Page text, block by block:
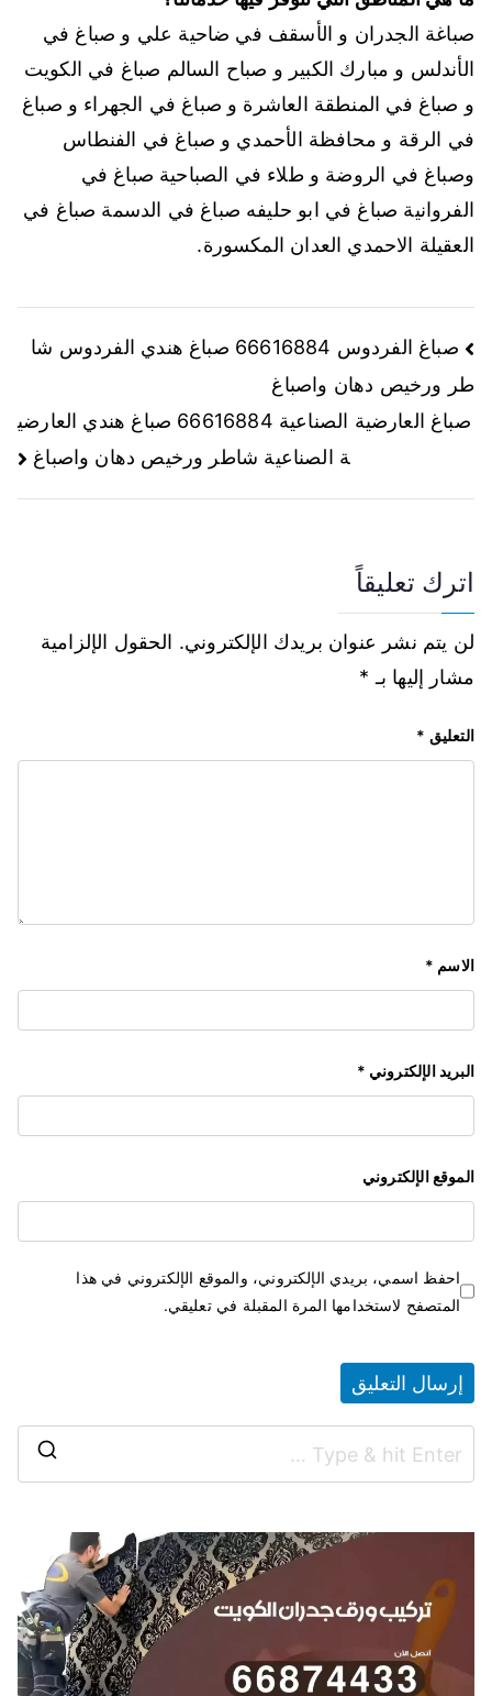
صباغة الجدران و الأسقف في ضاحية علي و صباغ في
الأندلس و مبارك الكبير و صباح السالم صباغ في الكويت
و صباغ في المنطقة العاشرة و صباغ في الجهراء و صباغ
في الرقة و محافظة الأحمدي و صباغ في الفنطاس
وصباغ في الروضة و طلاء في الصباحية صباغ في
الفروانية صباغ في ابو حليفه صباغ في الدسمة صباغ في
العقيلة الاحمدي العدان المكسورة.
صباغ الفردوس 66616884 صباغ هندي الفردوس شا
طر ورخيص دهان واصباغ
صباغ العارضية الصناعية 66616884 صباغ هندي العارضي
ة الصناعية شاطر ورخيص دهان واصباغ
اترك تعليقاً
لن يتم نشر عنوان بريدك الإلكتروني. الحقول الإلزامية
مشار إليها بـ *
التعليق *
الاسم *
البريد الإلكتروني *
الموقع الإلكتروني
احفظ اسمي، بريدي الإلكتروني، والموقع الإلكتروني في هذا
المتصفح لاستخدامها المرة المقبلة في تعليقي.